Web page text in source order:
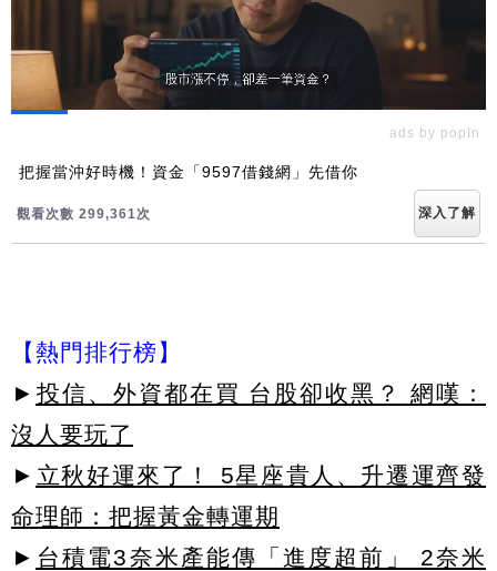
ads by popIn
把握當沖好時機！資金「9597借錢網」先借你
觀看次數 299,369次 深入了解
【熱門排行榜】
► 投信、外資都在買 台股卻收黑？ 網嘆：
沒人要玩了
► 立秋好運來了！ 5星座貴人、升遷運齊發
命理師：把握黃金轉運期
► 台積電3奈米產能傳「進度超前」 2奈米